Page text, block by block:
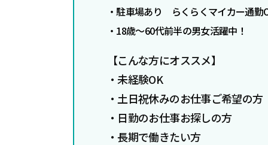
・駐車場あり らくらくマイカー通勤
・18歳～60代前半の男女活躍中！
【こんな方にオススメ】
・未経験OK
・土日祝休みのお仕事ご希望の方
・日勤のお仕事お探しの方
・長期で働きたい方